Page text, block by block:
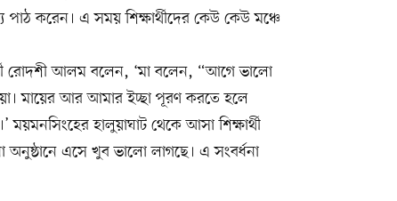
করেন। এ সময় শিক্ষার্থীদের কেউ কেউ মঞ্চে
রোদশী আলম বলেন, ‘মা বলেন, “আগে ভালো
মায়ের আর আমার ইচ্ছা পূরণ করতে হলে
হালুয়াঘাট থেকে আসা শিক্ষার্থী
এসে খুব ভালো লাগছে। এ সংবর্ধনা